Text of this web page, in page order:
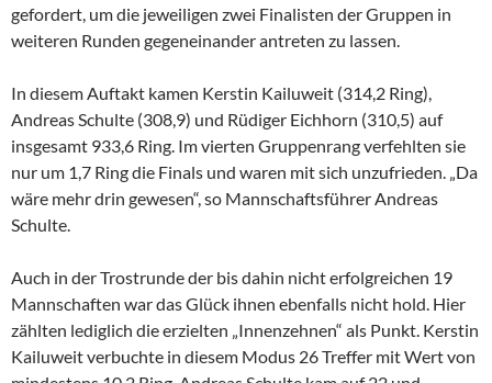
gefordert, um die jeweiligen zwei Finalisten der Gruppen in
weiteren Runden gegeneinander antreten zu lassen.
In diesem Auftakt kamen Kerstin Kailuweit (314,2 Ring),
Andreas Schulte (308,9) und Rüdiger Eichhorn (310,5) auf
insgesamt 933,6 Ring. Im vierten Gruppenrang verfehlten sie
nur um 1,7 Ring die Finals und waren mit sich unzufrieden. „Da
wäre mehr drin gewesen“, so Mannschaftsführer Andreas
Schulte.
Auch in der Trostrunde der bis dahin nicht erfolgreichen 19
Mannschaften war das Glück ihnen ebenfalls nicht hold. Hier
zählten lediglich die erzielten „Innenzehnen“ als Punkt. Kerstin
Kailuweit verbuchte in diesem Modus 26 Treffer mit Wert von